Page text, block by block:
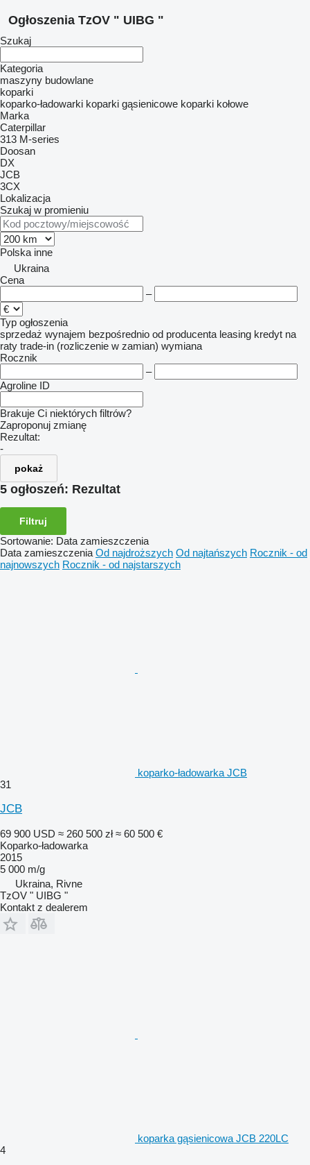
Ogłoszenia TzOV " UIBG "
Szukaj
Kategoria
maszyny budowlane
koparki
koparko-ładowarki koparki gąsienicowe koparki kołowe
Marka
Caterpillar
313 M-series
Doosan
DX
JCB
3CX
Lokalizacja
Szukaj w promieniu
Polska inne
Ukraina
Cena
–
Typ ogłoszenia
sprzedaż wynajem bezpośrednio od producenta leasing kredyt na
raty trade-in (rozliczenie w zamian) wymiana
Rocznik
–
Agroline ID
Brakuje Ci niektórych filtrów?
Zaproponuj zmianę
Rezultat:
-
pokaż
5 ogłoszeń: Rezultat
Filtruj
Sortowanie: Data zamieszczenia
Data zamieszczenia Od najdroższych Od najtańszych Rocznik - od
najnowszych Rocznik - od najstarszych
koparko-ładowarka JCB
31
JCB
69 900 USD ≈ 260 500 zł ≈ 60 500 €
Koparko-ładowarka
2015
5 000 m/g
Ukraina, Rivne
TzOV " UIBG "
Kontakt z dealerem
koparka gąsienicowa JCB 220LC
4